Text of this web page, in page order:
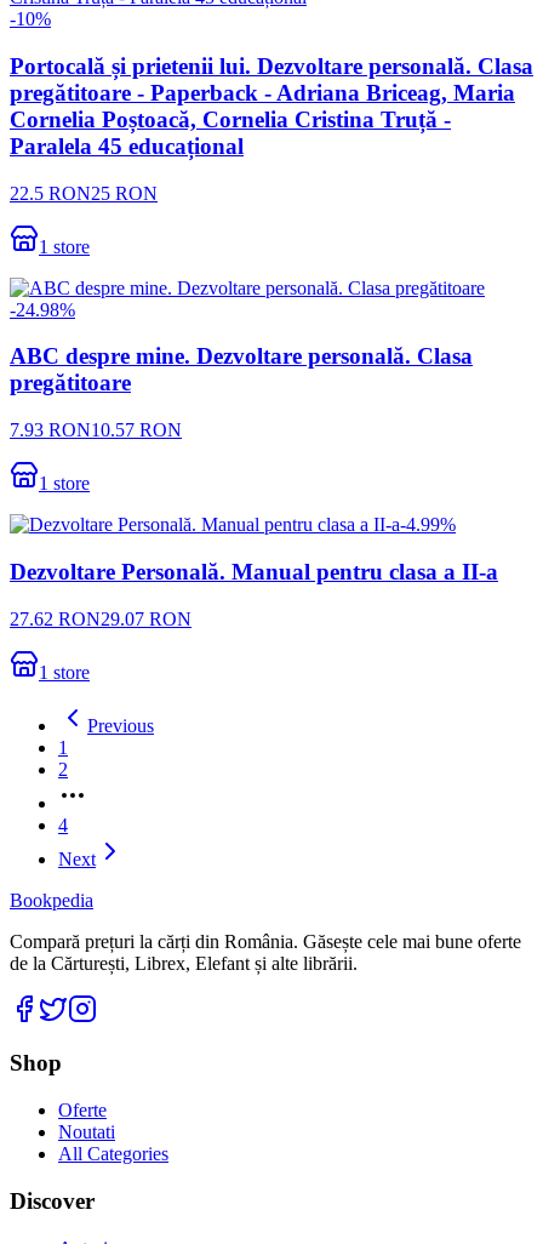
-10%
Portocală și prietenii lui. Dezvoltare personală. Clasa
pregătitoare - Paperback - Adriana Briceag, Maria
Cornelia Poștoacă, Cornelia Cristina Truță -
Paralela 45 educațional
22.5 RON25 RON
1 store
-24.98%
ABC despre mine. Dezvoltare personală. Clasa
pregătitoare
7.93 RON10.57 RON
1 store
-4.99%
Dezvoltare Personală. Manual pentru clasa a II-a
27.62 RON29.07 RON
1 store
Previous
1
2
4
Next
Bookpedia
Compară prețuri la cărți din România. Găsește cele mai bune oferte
de la Cărturești, Librex, Elefant și alte librării.
Facebook
Twitter
Shop
Oferte
Noutati
All Categories
Discover